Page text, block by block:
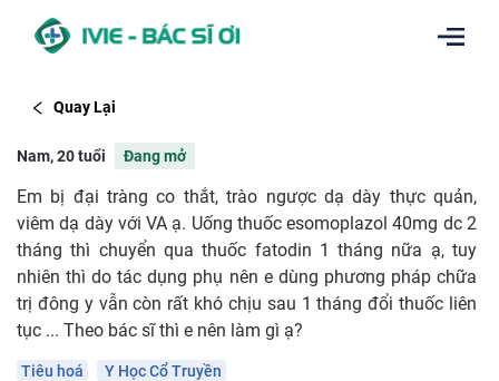
Quay Lại
Nam, 20 tuổi Đang mở
Em bị đại tràng co thắt, trào ngược dạ dày thực quản,
viêm dạ dày với VA ạ. Uống thuốc esomoplazol 40mg dc 2
tháng thì chuyển qua thuốc fatodin 1 tháng nữa ạ, tuy
nhiên thì do tác dụng phụ nên e dùng phương pháp chữa
trị đông y vẫn còn rất khó chịu sau 1 tháng đổi thuốc liên
tục ... Theo bác sĩ thì e nên làm gì ạ?
Tiêu hoá
Y Học Cổ Truyền